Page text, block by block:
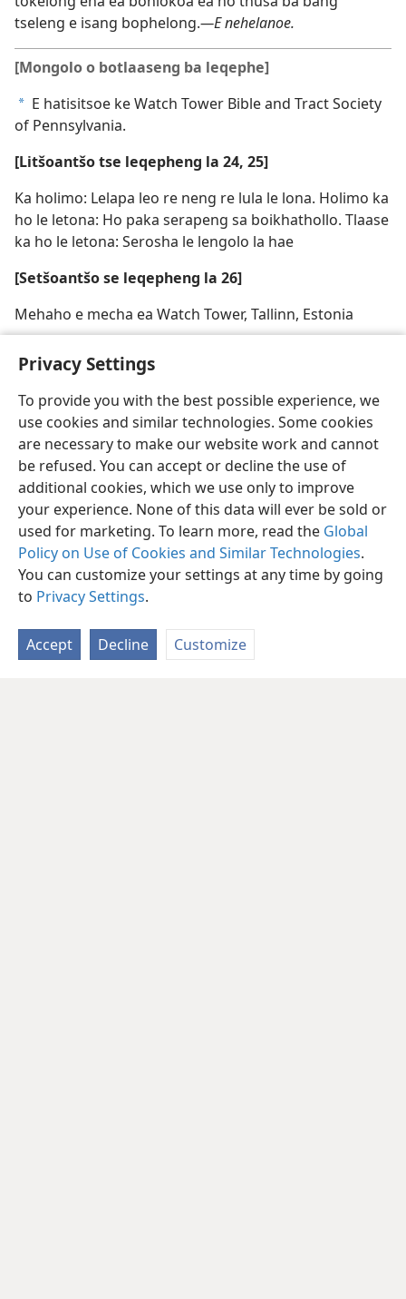
Privacy Settings
To provide you with the best possible experience, we
use cookies and similar technologies. Some cookies
are necessary to make our website work and cannot
be refused. You can accept or decline the use of
additional cookies, which we use only to improve
your experience. None of this data will ever be sold or
used for marketing. To learn more, read the Global
Policy on Use of Cookies and Similar Technologies.
You can customize your settings at any time by going
to Privacy Settings.
Accept Decline Customize
tseleng e isang bophelong.—E nehelanoe.
[Mongolo o botlaaseng ba leqephe]
a E hatisitsoe ke Watch Tower Bible and Tract Society
of Pennsylvania.
[Litšoantšo tse leqepheng la 24, 25]
Ka holimo: Lelapa leo re neng re lula le lona. Holimo ka
ho le letona: Ho paka serapeng sa boikhathollo. Tlaase
ka ho le letona: Serosha le lengolo la hae
[Setšoantšo se leqepheng la 26]
Mehaho e mecha ea Watch Tower, Tallinn, Estonia